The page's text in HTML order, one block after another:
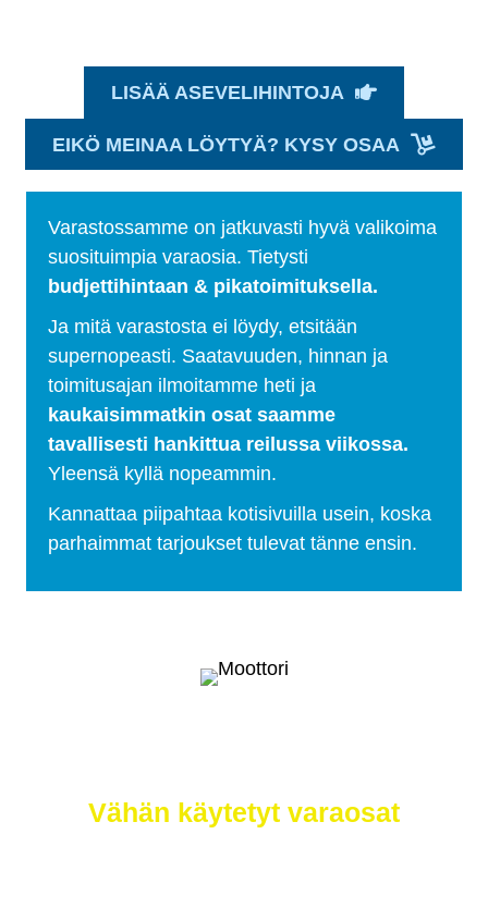
Varastossamme on jatkuvasti hyvä valikoima
suosituimpia varaosia. Tietysti
budjettihintaan & pikatoimituksella.
Ja mitä varastosta ei löydy, etsitään
supernopeasti. Saatavuuden, hinnan ja
toimitusajan ilmoitamme heti ja
kaukaisimmatkin osat saamme
tavallisesti hankittua reilussa viikossa.
Yleensä kyllä nopeammin.
Kannattaa piipahtaa kotisivuilla usein, koska
parhaimmat tarjoukset tulevat tänne ensin.
LISÄÄ ASEVELIHINTOJA
EIKÖ MEINAA LÖYTYÄ? KYSY OSAA
Vähän käytetyt varaosat